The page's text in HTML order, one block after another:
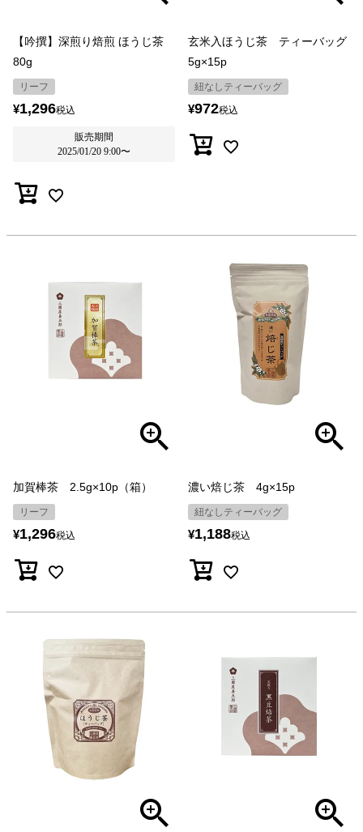
【吟撰】深煎り焙煎 ほうじ茶
80g
リーフ
¥1,296税込
販売期間
2025/01/20 9:00〜
玄米入ほうじ茶 ティーバッグ
5g×15p
紐なしティーバッグ
¥972税込
加賀棒茶 2.5g×10p（箱）
リーフ
¥1,296税込
濃い焙じ茶 4g×15p
紐なしティーバッグ
¥1,188税込